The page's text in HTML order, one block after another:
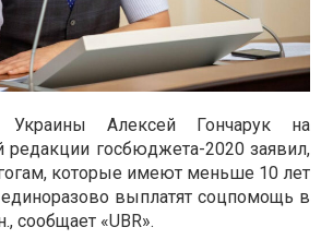
Украины Алексей Гончарук на
редакции госбюджета-2020 заявил,
которые имеют меньше 10 лет
выплатят соцпомощь в
сообщает «UBR».